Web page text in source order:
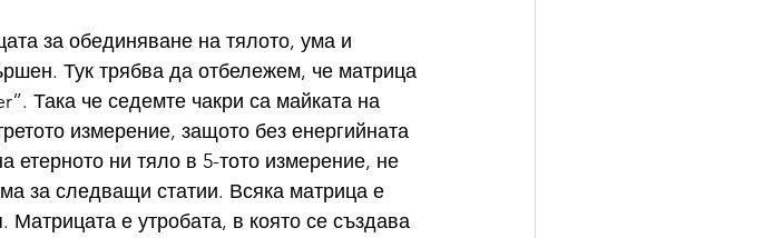
за обединяване на тялото, ума и
Тук трябва да отбележем, че матрица
Така че седемте чакри са майката на
измерение, защото без енергийната
етерното ни тяло в 5-тото измерение, не
за следващи статии. Всяка матрица е
Матрицата е утробата, в която се създава